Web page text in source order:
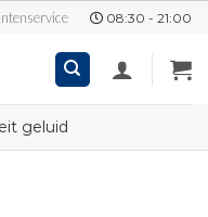
08:30 - 21:00
geluid